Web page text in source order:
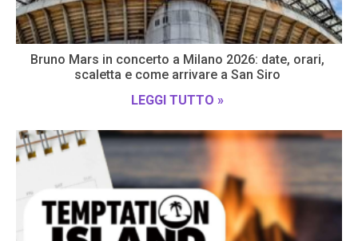
Bruno Mars in concerto a Milano 2026: date, orari,
scaletta e come arrivare a San Siro
LEGGI TUTTO »